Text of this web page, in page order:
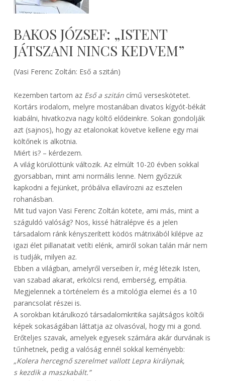
BAKOS JÓZSEF: „ISTENT
JÁTSZANI NINCS KEDVEM”
(Vasi Ferenc Zoltán: Eső a szitán)
Kezemben tartom az Eső a szitáncímű verseskötetet.
Kortárs irodalom, melyre mostanában divatos kígyót-békát
kiabálni, hivatkozva nagy költő elődeinkre. Sokan gondolják
azt (sajnos), hogy az etalonokat követve kellene egy mai
költőnek is alkotnia.
Miért is? – kérdezem.
A világ körülöttünk változik. Az elmúlt 10-20 évben sokkal
gyorsabban, mint ami normális lenne. Nem győzzük
kapkodni a fejünket, próbálva ellavírozni az esztelen
rohanásban.
Mit tud vajon Vasi Ferenc Zoltán kötete, ami más, mint a
száguldó valóság? Nos, kissé hátralépve és a jelen
társadalom ránk kényszerített ködös mátrixából kilépve az
igazi élet pillanatait vetíti elénk, amiről sokan talán már nem
is tudják, milyen az.
Ebben a világban, amelyről verseiben ír, még létezik Isten,
van szabad akarat, erkölcsi rend, emberség, empátia.
Megjelennek a történelem és a mitológia elemei és a 10
parancsolat részei is.
A sorokban kitárulkozó társadalomkritika sajátságos költői
képek sokaságában láttatja az olvasóval, hogy mi a gond.
Erőteljes szavak, amelyek egyesek számára akár durvának is
tűnhetnek, pedig a valóság ennél sokkal keményebb:
„Kolera hercegnő szerelmet vallott Lepra királynak,
s kezdik a maszkabált.”